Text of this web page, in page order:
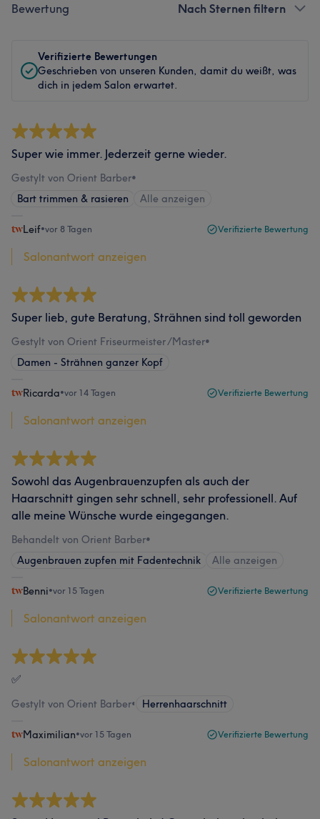
Bewertung Nach Sternen filtern
Verifizierte Bewertungen
Geschrieben von unseren Kunden, damit du weißt, was
dich in jedem Salon erwartet.
Super wie immer. Jederzeit gerne wieder.
Gestylt von Orient Barber•
Bart trimmen & rasieren
Alle anzeigen
Leif•vor 8 Tagen Verifizierte Bewertung
Salonantwort anzeigen
Super lieb, gute Beratung, Strähnen sind toll geworden
Gestylt von Orient Friseurmeister /Master•
Damen - Strähnen ganzer Kopf
Ricarda•vor 14 Tagen Verifizierte Bewertung
Salonantwort anzeigen
Sowohl das Augenbrauenzupfen als auch der
Haarschnitt gingen sehr schnell, sehr professionell. Auf
alle meine Wünsche wurde eingegangen.
Behandelt von Orient Barber•
Augenbrauen zupfen mit Fadentechnik
Alle anzeigen
Benni•vor 15 Tagen Verifizierte Bewertung
Salonantwort anzeigen
✅️
Gestylt von Orient Barber• Herrenhaarschnitt
Maximilian•vor 15 Tagen Verifizierte Bewertung
Salonantwort anzeigen